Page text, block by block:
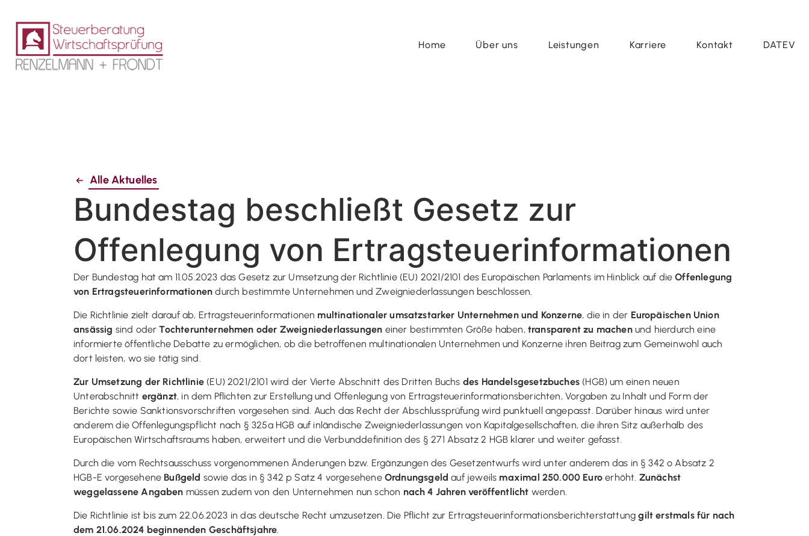
Home Über uns Leistungen Karriere Kontakt DATEV
Alle Aktuelles
Bundestag beschließt Gesetz zur
Offenlegung von Ertragsteuerinformationen
Der Bundestag hat am 11.05.2023 das Gesetz zur Umsetzung der Richtlinie (EU) 2021/2101 des Europäischen Parlaments im Hinblick auf dieOffenlegung
von Ertragsteuerinformationen durch bestimmte Unternehmen und Zweigniederlassungen beschlossen.
Die Richtlinie zielt darauf ab, Ertragsteuerinformationen multinationaler umsatzstarker Unternehmen und Konzerne, die in der Europäischen Union
ansässig sind oderTochterunternehmen oder Zweigniederlassungen einer bestimmten Größe haben, transparent zu machenund hierdurch eine
informierte öffentliche Debatte zu ermöglichen, ob die betroffenen multinationalen Unternehmen und Konzerne ihren Beitrag zum Gemeinwohl auch
dort leisten, wo sie tätig sind.
Zur Umsetzung der Richtlinie (EU) 2021/2101 wird der Vierte Abschnitt des Dritten Buchs des Handelsgesetzbuches (HGB) um einen neuen
Unterabschnitt ergänzt, in dem Pflichten zur Erstellung und Offenlegung von Ertragsteuerinformationsberichten, Vorgaben zu Inhalt und Form der
Berichte sowie Sanktionsvorschriften vorgesehen sind. Auch das Recht der Abschlussprüfung wird punktuell angepasst. Darüber hinaus wird unter
anderem die Offenlegungspflicht nach § 325a HGB auf inländische Zweigniederlassungen von Kapitalgesellschaften, die ihren Sitz außerhalb des
Europäischen Wirtschaftsraums haben, erweitert und die Verbunddefinition des § 271 Absatz 2 HGB klarer und weiter gefasst.
Durch die vom Rechtsausschuss vorgenommenen Änderungen bzw. Ergänzungen des Gesetzentwurfs wird unter anderem das in § 342 o Absatz 2
HGB-E vorgesehene Bußgeld sowie das in § 342 p Satz 4 vorgesehene Ordnungsgeld auf jeweils maximal 250.000 Euro erhöht. Zunächst
weggelassene Angaben müssen zudem von den Unternehmen nun schon nach 4 Jahren veröffentlicht werden.
Die Richtlinie ist bis zum 22.06.2023 in das deutsche Recht umzusetzen. Die Pflicht zur Ertragsteuerinformationsberichterstattunggilt erstmals für nach
dem 21.06.2024 beginnenden Geschäftsjahre.